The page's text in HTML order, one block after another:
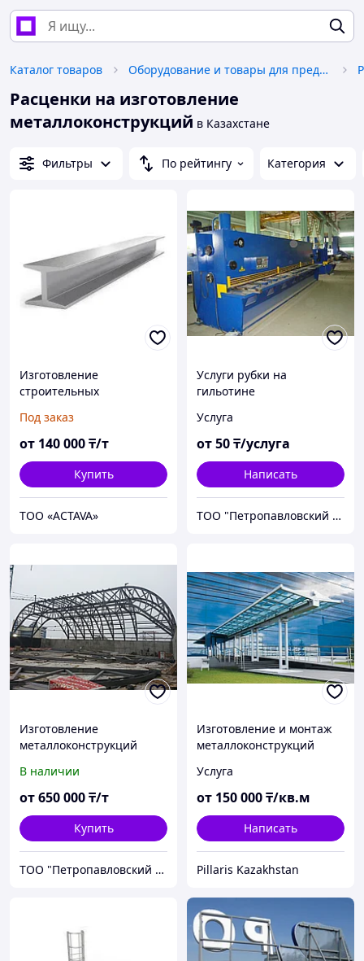
Каталог товаров Оборудование и товары для предоставления услуг
Расценки на изготовление
металлоконструкций в Казахстане
Фильтры По рейтингу Категория
Изготовление
строительных
различного назначения
Под заказ
от 140 000₸/т
Купить
ТОО «ACTAVA»
Услуги рубки на
гильотине
Услуга
от50₸/услуга
Написать
ТОО "Петропавловский завод металлоконструкций"
Изготовление
металлоконструкций
В наличии
от650 000₸/т
Купить
ТОО "Петропавловский завод металлоконструкций"
Изготовление и монтаж
металлоконструкций
Услуга
от 150 000₸/кв.м
Написать
Pillaris Kazakhstan